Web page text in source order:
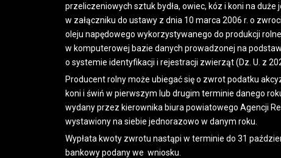
przeliczeniowych sztuk bydła, owiec, kóz i koni na
w załączniku do ustawy z dnia 10 marca 2006 r. o
oleju napędowego wykorzystywanego do produkcji
w komputerowej bazie danych prowadzonej na
o systemie identyfikacji i rejestracji zwierząt (Dz. U. z
Producent rolny może ubiegać się o zwrot podatku
koni i świń w pierwszym lub drugim terminie danego
wydany przez kierownika biura powiatowego Agencji
wystawiony na siebie jednorazowo w danym roku.
Wypłata kwoty zwrotu nastąpi w terminie do 31
bankowy podany we wniosku.